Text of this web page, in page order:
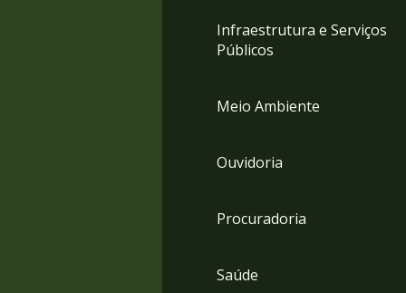
Infraestrutura e Serviços
Públicos
Meio Ambiente
Ouvidoria
Procuradoria
Saúde